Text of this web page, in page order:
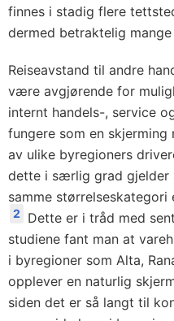
finnes i stadig flere
dermed betraktelig mange
Reiseavstand til andre
være avgjørende for
internt handels-, service
fungere som en
av ulike byregioners
dette i særlig grad gjelder
samme
2
Dette er i tråd med
studiene fant man at
i byregioner som Alta,
opplever en naturlig
siden det er så langt til